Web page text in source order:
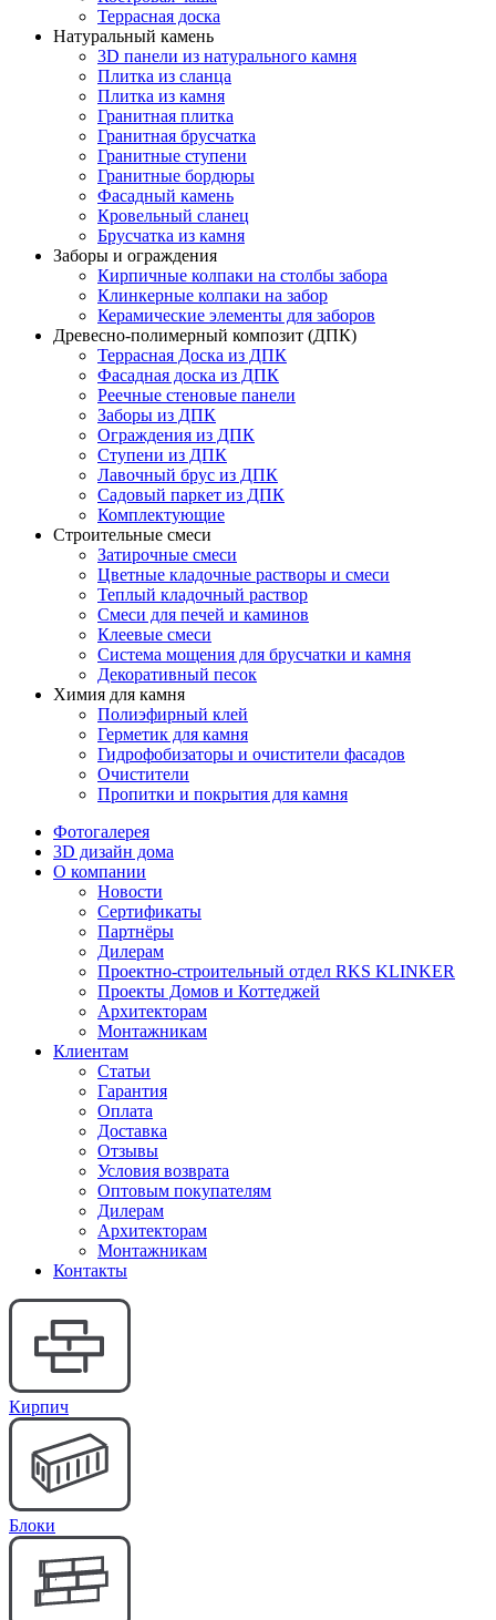
Террасная доска
Натуральный камень
3D панели из натурального камня
Плитка из сланца
Плитка из камня
Гранитная плитка
Гранитная брусчатка
Гранитные ступени
Гранитные бордюры
Фасадный камень
Кровельный сланец
Брусчатка из камня
Заборы и ограждения
Кирпичные колпаки на столбы забора
Клинкерные колпаки на забор
Керамические элементы для заборов
Древесно-полимерный композит (ДПК)
Террасная Доска из ДПК
Фасадная доска из ДПК
Реечные стеновые панели
Заборы из ДПК
Ограждения из ДПК
Ступени из ДПК
Лавочный брус из ДПК
Садовый паркет из ДПК
Комплектующие
Строительные смеси
Затирочные смеси
Цветные кладочные растворы и смеси
Теплый кладочный раствор
Смеси для печей и каминов
Клеевые смеси
Система мощения для брусчатки и камня
Декоративный песок
Химия для камня
Полиэфирный клей
Герметик для камня
Гидрофобизаторы и очистители фасадов
Очистители
Пропитки и покрытия для камня
Фотогалерея
3D дизайн дома
О компании
Новости
Сертификаты
Партнёры
Дилерам
Проектно-строительный отдел RKS KLINKER
Проекты Домов и Коттеджей
Архитекторам
Монтажникам
Клиентам
Статьи
Гарантия
Оплата
Доставка
Отзывы
Условия возврата
Оптовым покупателям
Дилерам
Архитекторам
Монтажникам
Контакты
Кирпич
Блоки